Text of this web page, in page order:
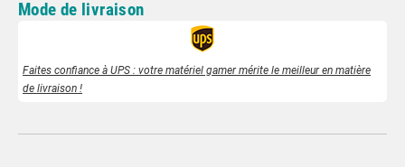
Mode de livraison
Faites confiance à UPS : votre matériel gamer mérite le meilleur en matière
de livraison !